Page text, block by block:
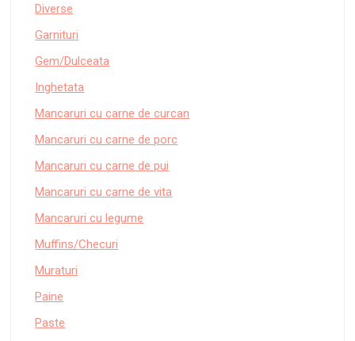
Diverse
Garnituri
Gem/Dulceata
Inghetata
Mancaruri cu carne de curcan
Mancaruri cu carne de porc
Mancaruri cu carne de pui
Mancaruri cu carne de vita
Mancaruri cu legume
Muffins/Checuri
Muraturi
Paine
Paste